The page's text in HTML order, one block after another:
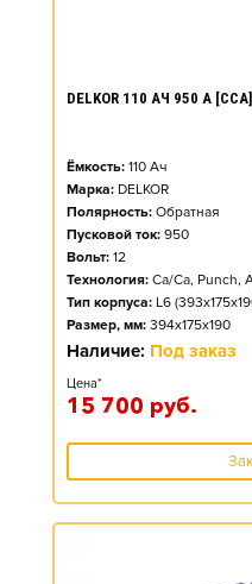
DELKOR 110 АЧ 950 А
Ёмкость: 110 Ач
Марка: DELKOR
Полярность: Обратная
Пусковой ток: 950
Вольт: 12
Технология: Ca/Ca, Punch,
Тип корпуса: L6
Размер, мм: 394x175x190
Наличие: Под заказ
Цена*
15 700 руб.